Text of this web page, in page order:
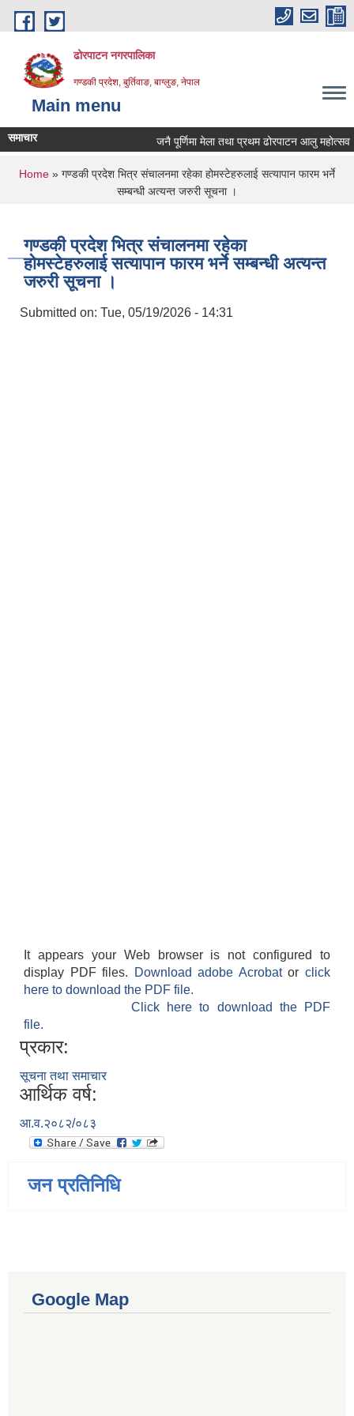
Skip to main content
ढोरपाटन नगरपालिका
गण्डकी प्रदेश, बुर्तिवाङ, बाग्लुङ, नेपाल
Main menu
समाचार जनै पूर्णिमा मेला तथा प्रथम ढोरपाटन आलु
You are here
Home » गण्डकी प्रदेश भित्र संचालनमा रहेका होमस्टेहरुलाई सत्यापान फारम भर्ने
सम्बन्धी अत्यन्त जरुरी सूचना ।
गण्डकी प्रदेश भित्र संचालनमा रहेका
होमस्टेहरुलाई सत्यापान फारम भर्ने सम्बन्धी अत्यन्त
जरुरी सूचना ।
Submitted on: Tue, 05/19/2026 - 14:31
It appears your Web browser is not configured to
display PDF files.
Download adobe Acrobatorclick
here to download the PDF file.
Click here to download the PDF
file.
प्रकार:
सूचना तथा समाचार
आर्थिक वर्ष:
आ.व.२०८२/०८३
जन प्रतिनिधि
Google Map